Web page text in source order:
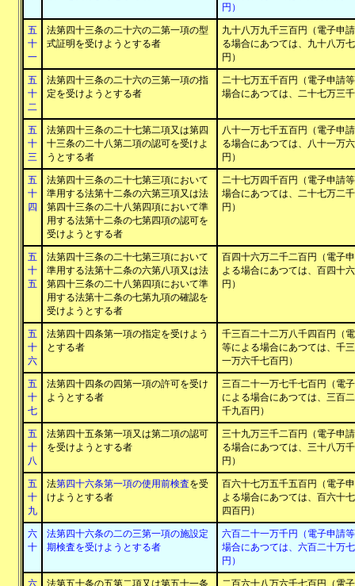
円）
五
十
一
法第四十三条の二十六の二第一項の型
式証明を受けようとする者
九十八万九千三百円（電子申
る場合にあつては、九十八万
円）
五
十
二
法第四十三条の二十六の三第一項の指
定を受けようとする者
二十七万五千百円（電子申請
場合にあつては、二十七万三
五
十
三
法第四十三条の二十七第二項又は第四
十三条の二十八第二項の認可を受けよ
うとする者
八十一万七千五百円（電子申
る場合にあつては、八十一万
円）
五
十
四
法第四十三条の二十七第三項において
準用する法第十二条の六第三項又は法
第四十三条の二十八第四項において準
用する法第十二条の七第四項の認可を
受けようとする者
二十七万四千百円（電子申請
場合にあつては、二十七万二
円）
五
十
五
法第四十三条の二十七第三項において
準用する法第十二条の六第八項又は法
第四十三条の二十八第四項において準
用する法第十二条の七第九項の確認を
受けようとする者
百四十六万二千二百円（電子
よる場合にあつては、百四十
円）
五
十
六
法第四十四条第一項の指定を受けよう
とする者
千三百二十二万八千四百円（
等による場合にあつては、千
一万六千七百円）
五
十
七
法第四十四条の四第一項の許可を受け
ようとする者
三百二十一万七千七百円（電
による場合にあつては、三百
千九百円）
五
十
八
法第四十五条第一項又は第二項の認可
を受けようとする者
三十九万三千二百円（電子申
る場合にあつては、三十八万
円）
五
十
九
法第四十六条第一項の使用前検査を受
けようとする者
百六十七万五千五百円（電子
よる場合にあつては、百六十
四百円）
六
十
法第四十六条の二の三第一項の施設定
期検査を受けようとする者
六百二十一万千円（電子申請
場合にあつては、六百二十万
円）
六 法第五十条の五第二項又は第五十一条 二百六十八万六千七百円（電